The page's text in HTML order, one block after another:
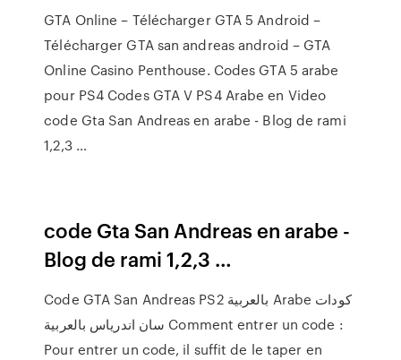
GTA Online – Télécharger GTA 5 Android –
Télécharger GTA san andreas android – GTA
Online Casino Penthouse. Codes GTA 5 arabe
pour PS4 Codes GTA V PS4 Arabe en Video
code Gta San Andreas en arabe - Blog de rami
1,2,3 …
code Gta San Andreas en arabe -
Blog de rami 1,2,3 …
Code GTA San Andreas PS2 بالعربية Arabe كودات
سان اندرياس بالعربية Comment entrer un code :
Pour entrer un code, il suffit de le taper en